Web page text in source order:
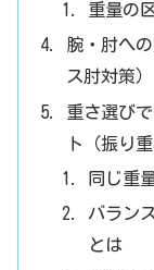
重量の
腕・肘へ
ス肘対策）
重さ選び
ト（振り
同じ重
バラン
とは